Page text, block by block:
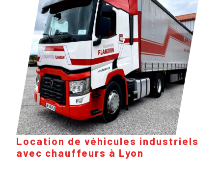
Location de véhicules industriels
avec chauffeurs à Lyon